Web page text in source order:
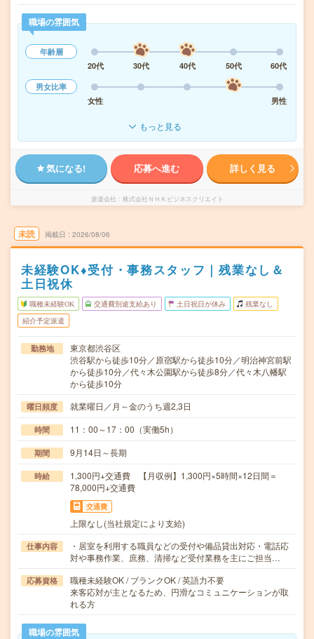
職場の雰囲気
年齢層
20代
30代 40代 50代
60代
男女比率
女性
男性
もっと見る
気になる! 応募へ進む 詳しく見る
派遣会社 株式会社ＮＨＫビジネスクリエイト
未読 掲載日 2026/08/06
未経験OK♦受付・事務スタッフ｜残業なし＆
土日祝休
職種未経験OK 交通費別途支給あり 土日祝日が休み 残業なし
紹介予定派遣
勤務地
東京都渋谷区
渋谷駅から徒歩10分／原宿駅から徒歩10分／明治神宮前駅
から徒歩10分／代々木公園駅から徒歩8分／代々木八幡駅
から徒歩10分
曜日頻度 就業曜日／月～金のうち週2,3日
時間 11：00～17：00（実働5h）
期間 9月14日～長期
時給
1,300円+交通費 【月収例】1,300円×5時間×12日間＝
78,000円+交通費
交通費
上限なし(当社規定により支給)
仕事内容
・居室を利用する職員などの受付や備品貸出対応・電話応
対や事務作業、庶務、清掃など受付業務を主にご担当…
応募資格
職種未経験OK / ブランクOK / 英語力不要
来客応対が主となるため、円滑なコミュニケーションが取
れる方
職場の雰囲気